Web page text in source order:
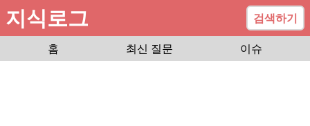
지식로그
검색하기
홈
최신 질문 이슈